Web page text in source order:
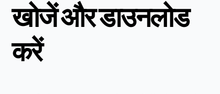
खोजें और डाउनलोड
करें